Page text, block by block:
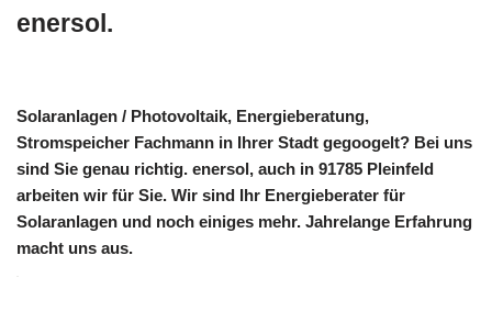
enersol.
Solaranlagen / Photovoltaik, Energieberatung,
Stromspeicher Fachmann in Ihrer Stadt gegoogelt? Bei uns
sind Sie genau richtig. enersol, auch in 91785 Pleinfeld
arbeiten wir für Sie. Wir sind Ihr Energieberater für
Solaranlagen und noch einiges mehr. Jahrelange Erfahrung
macht uns aus.